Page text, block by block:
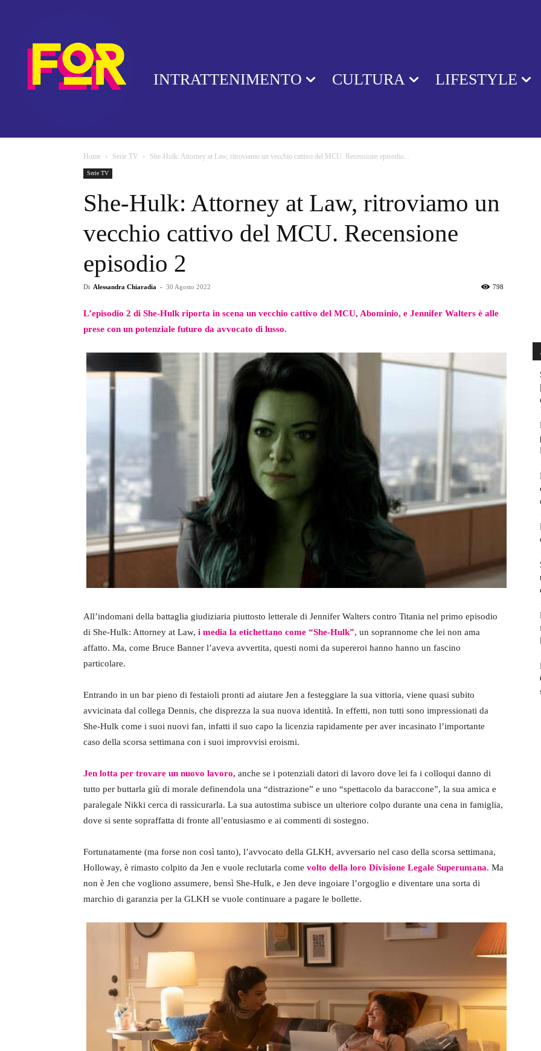
INTRATTENIMENTO CULTURA LIFESTYLE
Home Serie TV She-Hulk: Attorney at Law, ritroviamo un vecchio cattivo del MCU. Recensione episodio...
Serie TV
She-Hulk: Attorney at Law, ritroviamo un
vecchio cattivo del MCU. Recensione
episodio 2
Di Alessandra Chiaradia - 30 Agosto 2022 798
L’episodio 2 di She-Hulk riporta in scena un vecchio cattivo del MCU, Abominio, e Jennifer Walters è alle
prese con un potenziale futuro da avvocato di lusso.
All’indomani della battaglia giudiziaria piuttosto letterale di Jennifer Walters contro Titania nel primo episodio
di She-Hulk: Attorney at Law, i media la etichettano come “She-Hulk”, un soprannome che lei non ama
affatto. Ma, come Bruce Banner l’aveva avvertita, questi nomi da supereroi hanno hanno un fascino
particolare.
Entrando in un bar pieno di festaioli pronti ad aiutare Jen a festeggiare la sua vittoria, viene quasi subito
avvicinata dal collega Dennis, che disprezza la sua nuova identità. In effetti, non tutti sono impressionati da
She-Hulk come i suoi nuovi fan, infatti il suo capo la licenzia rapidamente per aver incasinato l’importante
caso della scorsa settimana con i suoi improvvisi eroismi.
Jen lotta per trovare un nuovo lavoro, anche se i potenziali datori di lavoro dove lei fa i colloqui danno di
tutto per buttarla giù di morale definendola una “distrazione” e uno “spettacolo da baraccone”, la sua amica e
paralegale Nikki cerca di rassicurarla. La sua autostima subisce un ulteriore colpo durante una cena in famiglia,
dove si sente sopraffatta di fronte all’entusiasmo e ai commenti di sostegno.
Fortunatamente (ma forse non così tanto), l’avvocato della GLKH, avversario nel caso della scorsa settimana,
Holloway, è rimasto colpito da Jen e vuole reclutarla come volto della loro Divisione Legale Superumana. Ma
non è Jen che vogliono assumere, bensì She-Hulk, e Jen deve ingoiare l’orgoglio e diventare una sorta di
marchio di garanzia per la GLKH se vuole continuare a pagare le bollette.